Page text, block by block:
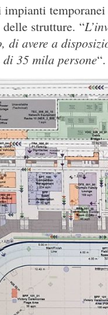
strutture. “
di avere a
35 mila persone“.